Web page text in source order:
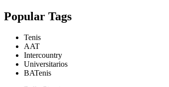
Popular Tags
Tenis
AAT
Intercountry
Universitarios
BATenis